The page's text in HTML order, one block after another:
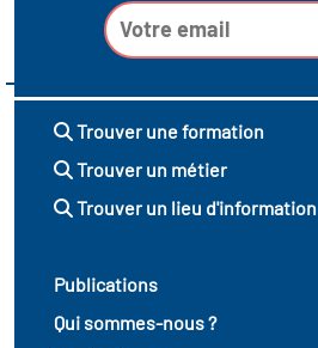
Trouver une formation
Trouver un métier
Trouver un lieu d'information
Publications
Qui sommes-nous ?